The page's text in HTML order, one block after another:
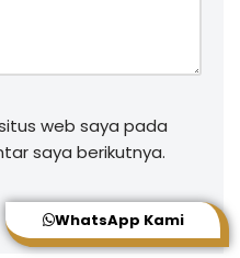
web saya pada
saya berikutnya.
WhatsApp Kami